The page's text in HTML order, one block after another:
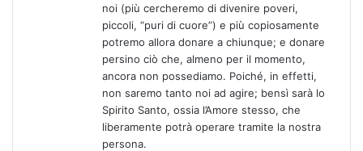
noi (più cercheremo di divenire poveri,
piccoli, “puri di cuore”) e più copiosamente
potremo allora donare a chiunque; e donare
persino ciò che, almeno per il momento,
ancora non possediamo. Poiché, in effetti,
non saremo tanto noi ad agire; bensì sarà lo
Spirito Santo, ossia l’Amore stesso, che
liberamente potrà operare tramite la nostra
persona.